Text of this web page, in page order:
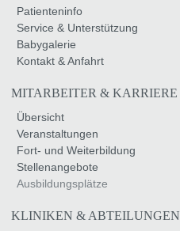
Patienteninfo
Service & Unterstützung
Babygalerie
Kontakt & Anfahrt
MITARBEITER & KARRIERE
Übersicht
Veranstaltungen
Fort- und Weiterbildung
Stellenangebote
Ausbildungsplätze
KLINIKEN & ABTEILUNGEN